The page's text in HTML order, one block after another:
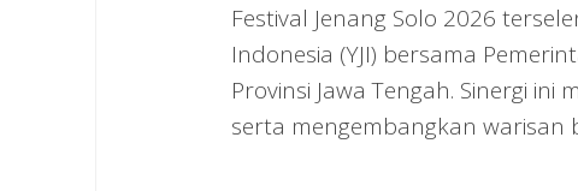
Festival Jenang Solo 2026
Indonesia (YJI) bersama
Provinsi Jawa Tengah. Sinergi
serta mengembangkan warisan